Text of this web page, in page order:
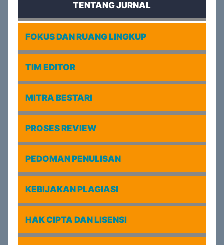
TENTANG JURNAL
FOKUS DAN RUANG LINGKUP
TIM EDITOR
MITRA BESTARI
PROSES REVIEW
PEDOMAN PENULISAN
KEBIJAKAN PLAGIASI
HAK CIPTA DAN LISENSI